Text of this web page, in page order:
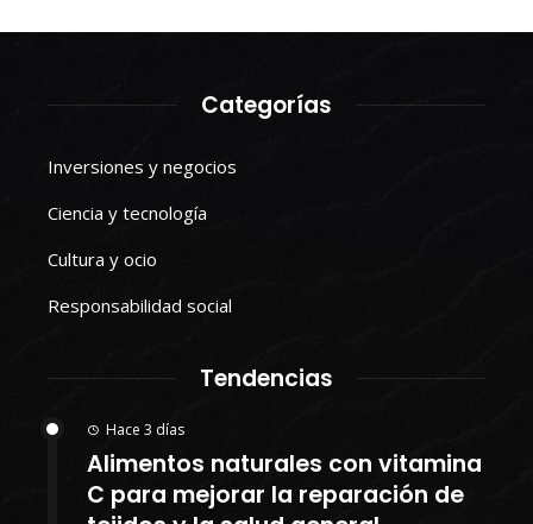
Categorías
Inversiones y negocios
Ciencia y tecnología
Cultura y ocio
Responsabilidad social
Tendencias
Hace 3 días
Alimentos naturales con vitamina
C para mejorar la reparación de